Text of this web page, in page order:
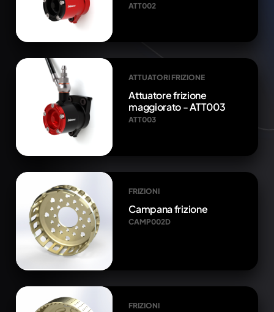
ATT002
ATTUATORI FRIZIONE
Attuatore frizione
maggiorato - ATT003
ATT003
FRIZIONI
Campana frizione
CAMP002D
FRIZIONI